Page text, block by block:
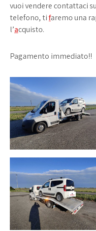
vuoi vendere contattaci
telefono, tifaremo una
l’acquisto.
Pagamento immediato!!